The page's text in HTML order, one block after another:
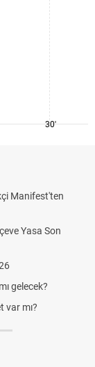
30'
Manifest'ten
Yasa Son
gelecek?
var mı?